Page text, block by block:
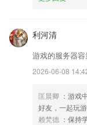
利河清
游戏的服务器
2026-06-08
匡晨卿 ：游戏
好友，一起玩
赖梵德 ：保持